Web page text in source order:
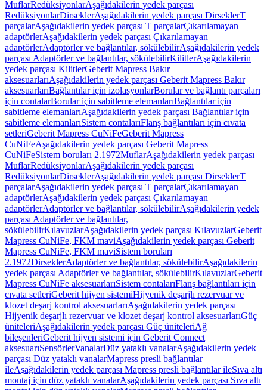
MuflarRedüksiyonlarAşağıdakilerin yedek parçası
RedüksiyonlarDirseklerAşağıdakilerin yedek parçası DirseklerT
parçalarAşağıdakilerin yedek parçası T parçalarÇıkarılamayan
adaptörlerAşağıdakilerin yedek parçası Çıkarılamayan
adaptörlerAdaptörler ve bağlantılar, sökülebilirAşağıdakilerin yedek
parçası Adaptörler ve bağlantılar, sökülebilirKilitlerAşağıdakilerin
yedek parçası KilitlerGeberit Mapress Bakır
aksesuarlarıAşağıdakilerin yedek parçası Geberit Mapress Bakır
aksesuarlarıBağlantılar için izolasyonlarBorular ve bağlantı parçaları
için contalarBorular için sabitleme elemanlarıBağlantılar için
sabitleme elemanlarıAşağıdakilerin yedek parçası Bağlantılar için
sabitleme elemanlarıSistem contalarıFlanş bağlantıları için cıvata
setleriGeberit Mapress CuNiFeGeberit Mapress
CuNiFeAşağıdakilerin yedek parçası Geberit Mapress
CuNiFeSistem boruları 2.1972MuflarAşağıdakilerin yedek parçası
MuflarRedüksiyonlarAşağıdakilerin yedek parçası
RedüksiyonlarDirseklerAşağıdakilerin yedek parçası DirseklerT
parçalarAşağıdakilerin yedek parçası T parçalarÇıkarılamayan
adaptörlerAşağıdakilerin yedek parçası Çıkarılamayan
adaptörlerAdaptörler ve bağlantılar, sökülebilirAşağıdakilerin yedek
parçası Adaptörler ve bağlantılar,
sökülebilirKılavuzlarAşağıdakilerin yedek parçası KılavuzlarGeberit
Mapress CuNiFe, FKM maviAşağıdakilerin yedek parçası Geberit
Mapress CuNiFe, FKM maviSistem boruları
2.1972DirseklerAdaptörler ve bağlantılar, sökülebilirAşağıdakilerin
yedek parçası Adaptörler ve bağlantılar, sökülebilirKılavuzlarGeberit
Mapress CuNiFe aksesuarlarıSistem contalarıFlanş bağlantıları için
cıvata setleriGeberit hijyen sistemiHijyenik deşarjlı rezervuar ve
klozet deşarj kontrol aksesuarlarıAşağıdakilerin yedek parçası
Hijyenik deşarjlı rezervuar ve klozet deşarj kontrol aksesuarlarıGüç
üniteleriAşağıdakilerin yedek parçası Güç üniteleriAğ
bileşenleriGeberit hijyen sistemi için Geberit Connect
aksesuarıSensörlerVanalarDüz yataklı vanalarAşağıdakilerin yedek
parçası Düz yataklı vanalarMapress presli bağlantılar
ileAşağıdakilerin yedek parçası Mapress presli bağlantılar ileSıva altı
montaj için düz yataklı vanalarAşağıdakilerin yedek parçası Sıva altı